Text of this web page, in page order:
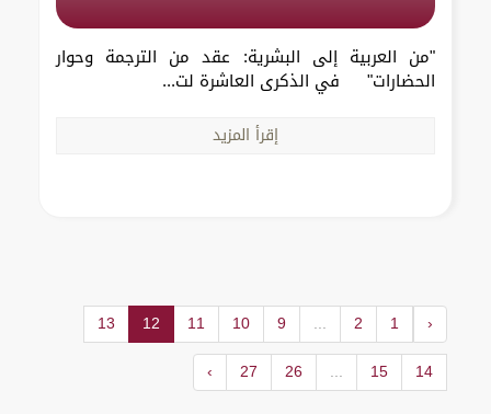
"من العربية إلى البشرية: عقد من الترجمة وحوار
الحضارات" في الذكرى العاشرة لت...
إقرأ المزيد
‹
1
2
...
9
10
11
12
13
14
15
...
26
27
›